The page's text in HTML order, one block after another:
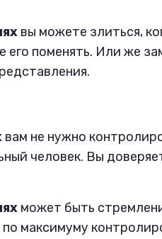
вы можете злиться,
поменять. Или же
вам не нужно
человек. Вы
может быть
максимуму